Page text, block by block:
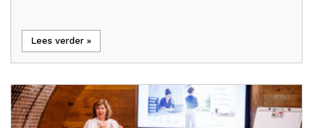
Lees verder »